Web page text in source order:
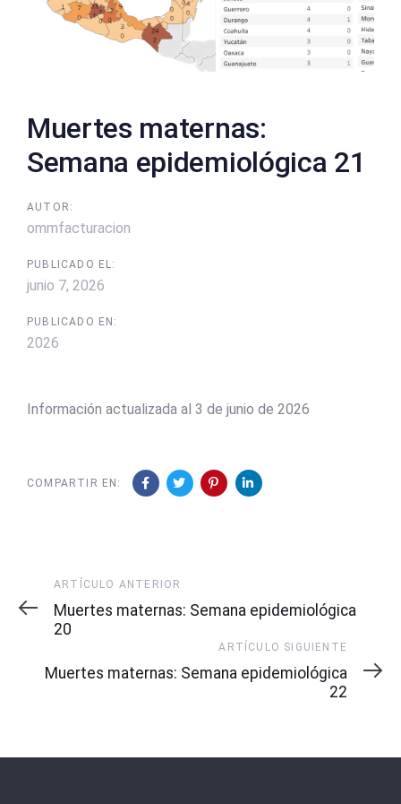
Muertes maternas:
Semana epidemiológica 21
AUTOR:
ommfacturacion
PUBLICADO EL:
junio 7, 2026
PUBLICADO EN:
2026
Información actualizada al 3 de junio de 2026
COMPARTIR EN:
Artículo
Anterior
ARTÍCULO ANTERIOR
Muertes maternas: Semana epidemiológica
20
Siguiente
ARTÍCULO SIGUIENTE
Muertes maternas: Semana epidemiológica
22